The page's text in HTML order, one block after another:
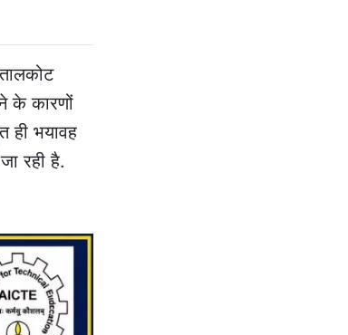
के कारणों
ही भयावह
रही है.